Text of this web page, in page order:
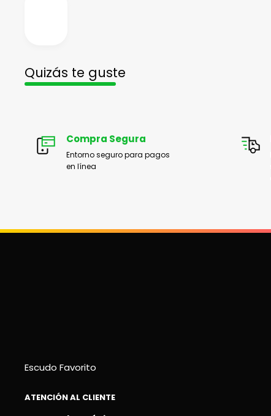
Quizás te guste
Compra Segura
Entorno seguro para pagos
en línea
Escudo Favorito
ATENCIÓN AL CLIENTE